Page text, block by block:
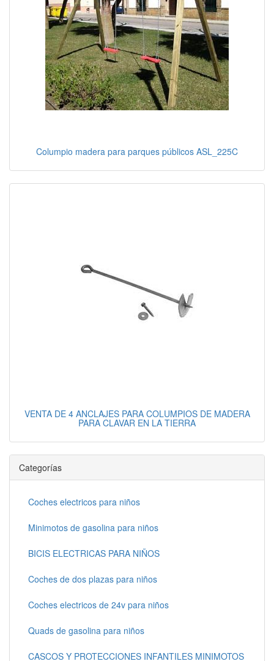
Columpio madera para parques públicos ASL_225C
VENTA DE 4 ANCLAJES PARA COLUMPIOS DE MADERA
PARA CLAVAR EN LA TIERRA
Categorías
Coches electricos para niños
Minimotos de gasolina para niños
BICIS ELECTRICAS PARA NIÑOS
Coches de dos plazas para niños
Coches electricos de 24v para niños
Quads de gasolina para niños
CASCOS Y PROTECCIONES INFANTILES MINIMOTOS